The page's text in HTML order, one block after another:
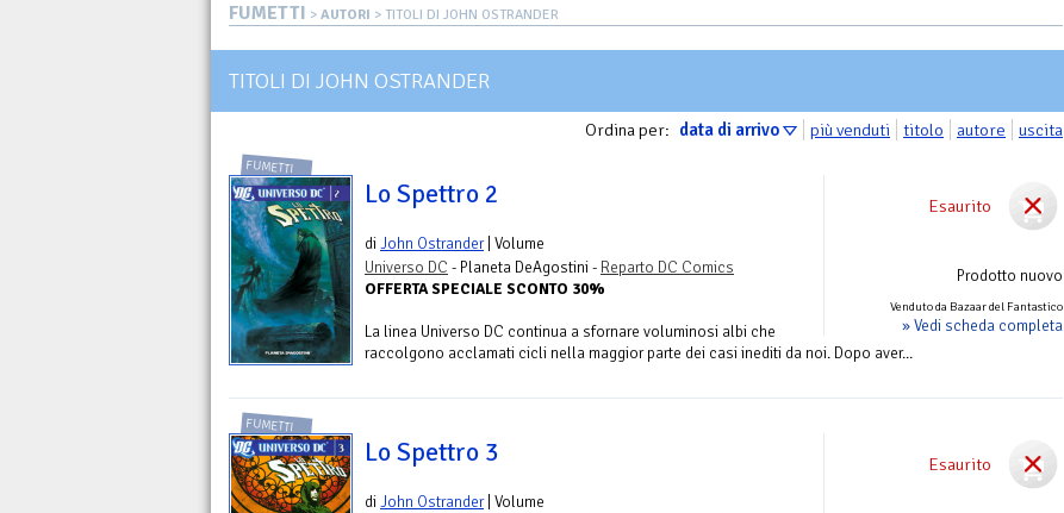
FUMETTI > AUTORI > TITOLI DI JOHN OSTRANDER
TITOLI DI JOHN OSTRANDER
Ordina per: data di arrivo più venduti titolo autore uscita
Esaurito
Prodotto nuovo
Venduto da Bazaar del Fantastico
» Vedi scheda completa
FUMETTI
Lo Spettro 2
diJohn Ostrander| Volume
Universo DC - Planeta DeAgostini - Reparto DC Comics
OFFERTA SPECIALE SCONTO 30%
La linea Universo DC continua a sfornare voluminosi albi che
raccolgono acclamati cicli nella maggior parte dei casi inediti da noi. Dopo aver...
Esaurito
FUMETTI
Lo Spettro 3
diJohn Ostrander| Volume